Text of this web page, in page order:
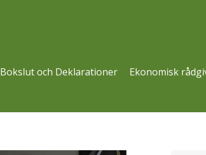
Bokslut och Deklarationer Ekonomisk